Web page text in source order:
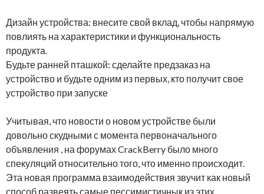
Дизайн устройства: внесите свой вклад, чтобы напрямую
повлиять на характеристики и функциональность
продукта.
Будьте ранней пташкой: сделайте предзаказ на
устройство и будьте одним из первых, кто получит свое
устройство при запуске
Учитывая, что новости о новом устройстве были
довольно скудными с момента первоначального
объявления , на форумах CrackBerry было много
спекуляций относительно того, что именно происходит.
Эта новая программа взаимодействия звучит как новый
способ развеять самые пессимистичнык из этих